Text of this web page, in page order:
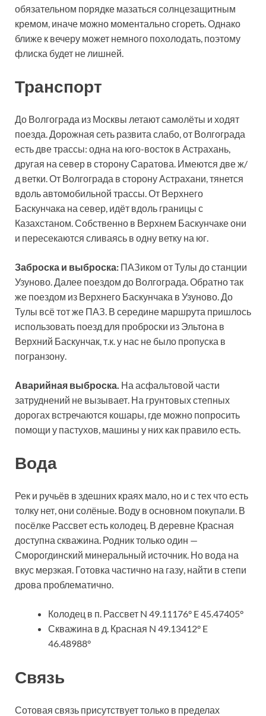
обязательном порядке мазаться солнцезащитным
кремом, иначе можно моментально сгореть. Однако
ближе к вечеру может немного похолодать, поэтому
флиска будет не лишней.
Транспорт
До Волгограда из Москвы летают самолёты и ходят
поезда. Дорожная сеть развита слабо, от Волгограда
есть две трассы: одна на юго-восток в Астрахань,
другая на север в сторону Саратова. Имеются две ж/
д ветки. От Волгограда в сторону Астрахани, тянется
вдоль автомобильной трассы. От Верхнего
Баскунчака на север, идёт вдоль границы с
Казахстаном. Собственно в Верхнем Баскунчаке они
и пересекаются сливаясь в одну ветку на юг.
Заброска и выброска: ПАЗиком от Тулы до станции
Узуново. Далее поездом до Волгограда. Обратно так
же поездом из Верхнего Баскунчака в Узуново. До
Тулы всё тот же ПАЗ. В середине маршрута пришлось
использовать поезд для проброски из Эльтона в
Верхний Баскунчак, т.к. у нас не было пропуска в
погранзону.
Аварийная выброска. На асфальтовой части
затруднений не вызывает. На грунтовых степных
дорогах встречаются кошары, где можно попросить
помощи у пастухов, машины у них как правило есть.
Вода
Рек и ручьёв в здешних краях мало, но и с тех что есть
толку нет, они солёные. Воду в основном покупали. В
посёлке Рассвет есть колодец. В деревне Красная
доступна скважина. Родник только один —
Сморогдинский минеральный источник. Но вода на
вкус мерзкая. Готовка частично на газу, найти в степи
дрова проблематично.
Колодец в п. Рассвет N 49.11176° E 45.47405°
Скважина в д. Красная N 49.13412° E
46.48988°
Связь
Сотовая связь присутствует только в пределах